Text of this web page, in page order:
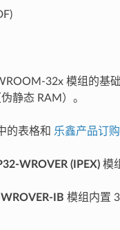
32x 模组的基
静态 RAM）。
的表格和 乐鑫产品订
WROVER (IPEX)模
WROVER-IB 模组内置